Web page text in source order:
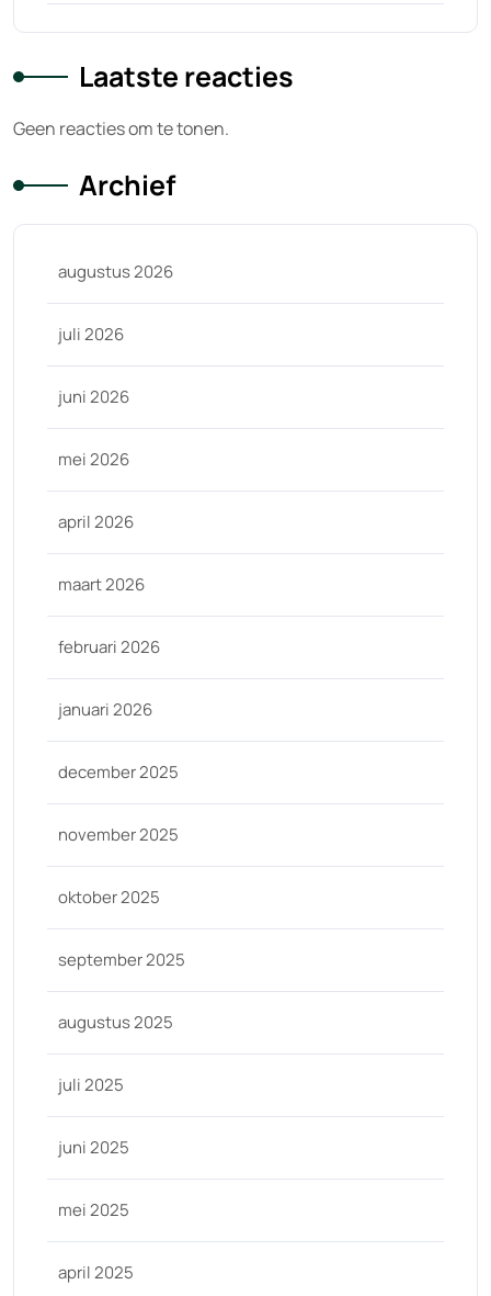
Laatste reacties
Geen reacties om te tonen.
Archief
augustus 2026
juli 2026
juni 2026
mei 2026
april 2026
maart 2026
februari 2026
januari 2026
december 2025
november 2025
oktober 2025
september 2025
augustus 2025
juli 2025
juni 2025
mei 2025
april 2025